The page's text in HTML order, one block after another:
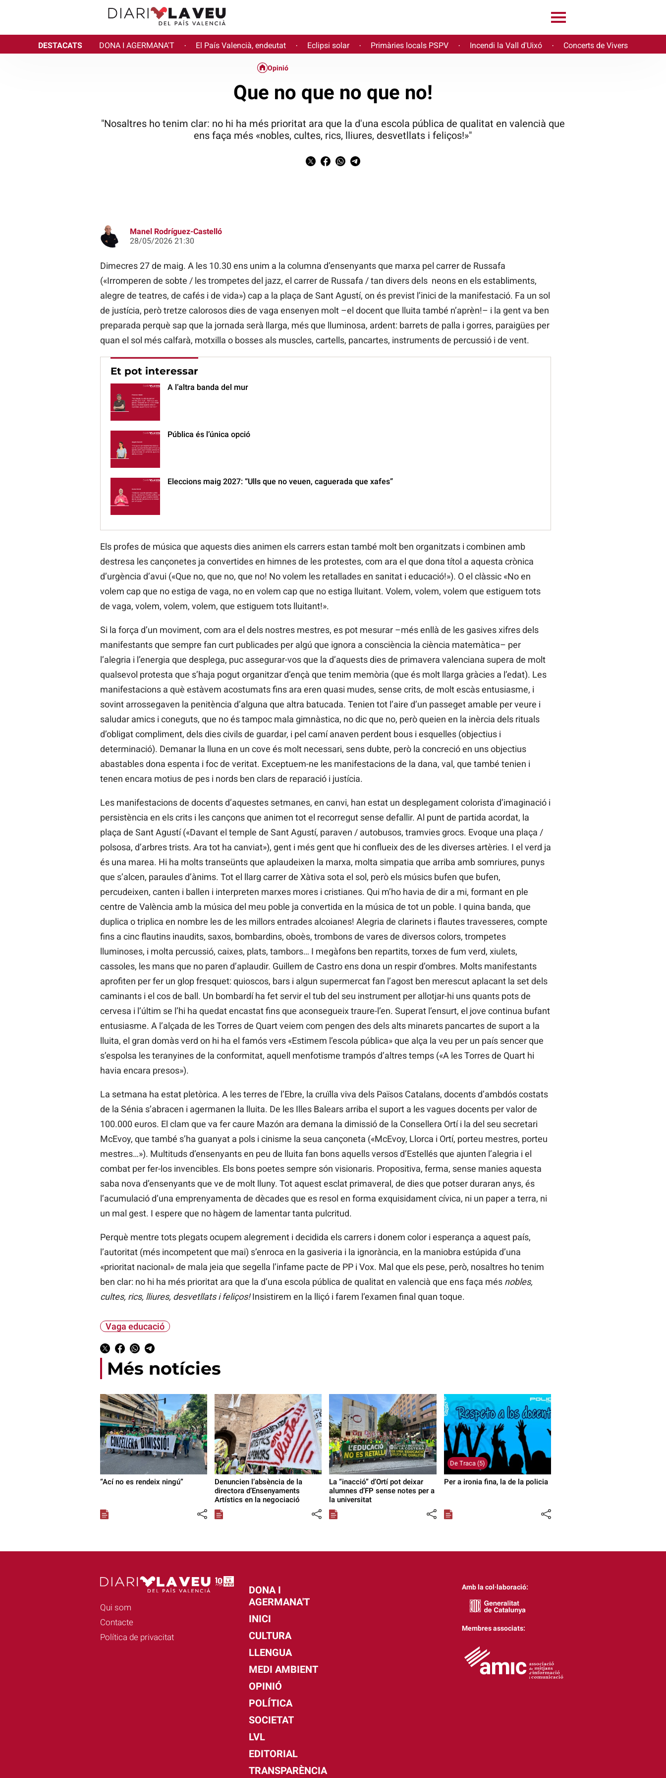
DESTACATS DONA I AGERMANA'T · El País Valencià, endeutat · Eclipsi solar · Primàries locals PSPV · Incendi la Vall d'Uixó · Concerts de Vivers
Opinió
Que no que no que no!
"Nosaltres ho tenim clar: no hi ha més prioritat ara que la d'una escola pública de qualitat en valencià que
ens faça més «nobles, cultes, rics, lliures, desvetllats i feliços!»"
Manel Rodríguez-Castelló
28/05/2026 21:30
Dimecres 27 de maig. A les 10.30 ens unim a la columna d’ensenyants que marxa pel carrer de Russafa
(«Irromperen de sobte / les trompetes del jazz, el carrer de Russafa / tan divers dels neons en els establiments,
alegre de teatres, de cafés i de vida») cap a la plaça de Sant Agustí, on és previst l’inici de la manifestació. Fa un sol
de justícia, però tretze calorosos dies de vaga ensenyen molt –el docent que lluita també n’aprèn!– i la gent va ben
preparada perquè sap que la jornada serà llarga, més que lluminosa, ardent: barrets de palla i gorres, paraigües per
quan el sol més calfarà, motxilla o bosses als muscles, cartells, pancartes, instruments de percussió i de vent.
Et pot interessar
A l’altra banda del mur
Pública és l’única opció
Eleccions maig 2027: “Ulls que no veuen, caguerada que xafes”
Els profes de música que aquests dies animen els carrers estan també molt ben organitzats i combinen amb
destresa les cançonetes ja convertides en himnes de les protestes, com ara el que dona títol a aquesta crònica
d’urgència d’avui («Que no, que no, que no! No volem les retallades en sanitat i educació!»). O el clàssic «No en
volem cap que no estiga de vaga, no en volem cap que no estiga lluitant. Volem, volem, volem que estiguem tots
de vaga, volem, volem, volem, que estiguem tots lluitant!».
Si la força d’un moviment, com ara el dels nostres mestres, es pot mesurar –més enllà de les gasives xifres dels
manifestants que sempre fan curt publicades per algú que ignora a consciència la ciència matemàtica– per
l’alegria i l’energia que desplega, puc assegurar-vos que la d’aquests dies de primavera valenciana supera de molt
qualsevol protesta que s’haja pogut organitzar d’ençà que tenim memòria (que és molt llarga gràcies a l’edat). Les
manifestacions a què estàvem acostumats fins ara eren quasi mudes, sense crits, de molt escàs entusiasme, i
sovint arrossegaven la penitència d’alguna que altra batucada. Tenien tot l’aire d’un passeget amable per veure i
saludar amics i coneguts, que no és tampoc mala gimnàstica, no dic que no, però queien en la inèrcia dels rituals
d’obligat compliment, dels dies civils de guardar, i pel camí anaven perdent bous i esquelles (objectius i
determinació). Demanar la lluna en un cove és molt necessari, sens dubte, però la concreció en uns objectius
abastables dona espenta i foc de veritat. Exceptuem-ne les manifestacions de la dana, val, que també tenien i
tenen encara motius de pes i nords ben clars de reparació i justícia.
Les manifestacions de docents d’aquestes setmanes, en canvi, han estat un desplegament colorista d’imaginació i
persistència en els crits i les cançons que animen tot el recorregut sense defallir. Al punt de partida acordat, la
plaça de Sant Agustí («Davant el temple de Sant Agustí, paraven / autobusos, tramvies grocs. Evoque una plaça /
polsosa, d’arbres trists. Ara tot ha canviat»), gent i més gent que hi conflueix des de les diverses artèries. I el verd ja
és una marea. Hi ha molts transeünts que aplaudeixen la marxa, molta simpatia que arriba amb somriures, punys
que s’alcen, paraules d’ànims. Tot el llarg carrer de Xàtiva sota el sol, però els músics bufen que bufen,
percudeixen, canten i ballen i interpreten marxes mores i cristianes. Qui m’ho havia de dir a mi, formant en ple
centre de València amb la música del meu poble ja convertida en la música de tot un poble. I quina banda, que
duplica o triplica en nombre les de les millors entrades alcoianes! Alegria de clarinets i flautes travesseres, compte
fins a cinc flautins inaudits, saxos, bombardins, oboès, trombons de vares de diversos colors, trompetes
lluminoses, i molta percussió, caixes, plats, tambors… I megàfons ben repartits, torxes de fum verd, xiulets,
cassoles, les mans que no paren d’aplaudir. Guillem de Castro ens dona un respir d’ombres. Molts manifestants
aprofiten per fer un glop fresquet: quioscos, bars i algun supermercat fan l’agost ben merescut aplacant la set dels
caminants i el cos de ball. Un bombardí ha fet servir el tub del seu instrument per allotjar-hi uns quants pots de
cervesa i l’últim se l’hi ha quedat encastat fins que aconsegueix traure-l’en. Superat l’ensurt, el jove continua bufant
entusiasme. A l’alçada de les Torres de Quart veiem com pengen des dels alts minarets pancartes de suport a la
lluita, el gran domàs verd on hi ha el famós vers «Estimem l’escola pública» que alça la veu per un país sencer que
s’espolsa les teranyines de la conformitat, aquell menfotisme trampós d’altres temps («A les Torres de Quart hi
havia encara presos»).
La setmana ha estat pletòrica. A les terres de l’Ebre, la cruïlla viva dels Països Catalans, docents d’ambdós costats
de la Sénia s’abracen i agermanen la lluita. De les Illes Balears arriba el suport a les vagues docents per valor de
100.000 euros. El clam que va fer caure Mazón ara demana la dimissió de la Consellera Ortí i la del seu secretari
McEvoy, que també s’ha guanyat a pols i cinisme la seua cançoneta («McEvoy, Llorca i Ortí, porteu mestres, porteu
mestres…»). Multituds d’ensenyants en peu de lluita fan bons aquells versos d’Estellés que ajunten l’alegria i el
combat per fer-los invencibles. Els bons poetes sempre són visionaris. Propositiva, ferma, sense manies aquesta
saba nova d’ensenyants que ve de molt lluny. Tot aquest esclat primaveral, de dies que potser duraran anys, és
l’acumulació d’una emprenyamenta de dècades que es resol en forma exquisidament cívica, ni un paper a terra, ni
un mal gest. I espere que no hàgem de lamentar tanta pulcritud.
Perquè mentre tots plegats ocupem alegrement i decidida els carrers i donem color i esperança a aquest país,
l’autoritat (més incompetent que mai) s’enroca en la gasiveria i la ignorància, en la maniobra estúpida d’una
«prioritat nacional» de mala jeia que segella l’infame pacte de PP i Vox. Mal que els pese, però, nosaltres ho tenim
ben clar: no hi ha més prioritat ara que la d’una escola pública de qualitat en valencià que ens faça mésnobles,
cultes, rics, lliures, desvetllats i feliços!Insistirem en la lliçó i farem l’examen final quan toque.
Vaga educació
Més notícies
“Ací no es rendeix ningú”
Denuncien l’absència de la
directora d’Ensenyaments
Artístics en la negociació
La “inacció” d’Ortí pot deixar
alumnes d’FP sense notes per a
la universitat
De Traca (5)
Per a ironia fina, la de la policia
Qui som
Contacte
Política de privacitat
DONA I
AGERMANA'T
INICI
CULTURA
LLENGUA
MEDI AMBIENT
OPINIÓ
POLÍTICA
SOCIETAT
LVL
EDITORIAL
TRANSPARÈNCIA
Amb la col·laboració:
Membres associats: